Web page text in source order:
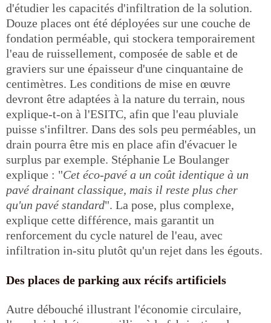
d'étudier les capacités d'infiltration de la solution.
Douze places ont été déployées sur une couche de
fondation perméable, qui stockera temporairement
l'eau de ruissellement, composée de sable et de
graviers sur une épaisseur d'une cinquantaine de
centimètres. Les conditions de mise en œuvre
devront être adaptées à la nature du terrain, nous
explique-t-on à l'ESITC, afin que l'eau pluviale
puisse s'infiltrer. Dans des sols peu perméables, un
drain pourra être mis en place afin d'évacuer le
surplus par exemple. Stéphanie Le Boulanger
explique : "Cet éco-pavé a un coût identique à un
pavé drainant classique, mais il reste plus cher
qu'un pavé standard". La pose, plus complexe,
explique cette différence, mais garantit un
renforcement du cycle naturel de l'eau, avec
infiltration in-situ plutôt qu'un rejet dans les égouts.
Des places de parking aux récifs artificiels
Autre débouché illustrant l'économie circulaire,